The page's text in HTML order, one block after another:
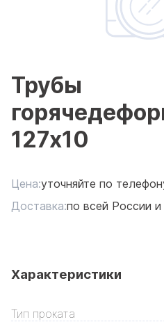
Трубы
127x10
Цена:уточняйте по
Доставка:по всей России
Характеристики
Тип проката